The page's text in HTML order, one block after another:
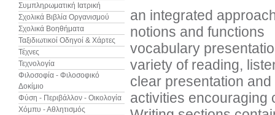
Συμπληρωματική Ιατρική
Σχολικά Βιβλία Οργανισμού
Σχολικά Βοηθήματα
Ταξιδιωτικοί Οδηγοί & Χάρτες
Τέχνες
Τεχνολογία
Φιλοσοφία - Φιλοσοφικό
Δοκίμιο
Φύση - Περιβάλλον - Οικολογία
Χόμπυ - Αθλητισμός
an integrated
notions and functions
vocabulary
variety of reading,
clear presentation
activities encouraging